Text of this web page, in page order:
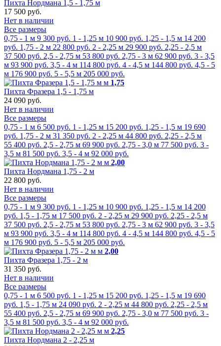
Пихта Нордмана 1,5 - 1,75 м
17 500 руб.
Нет в наличии
Все размеры
0,75 - 1 м 9 300 руб. 1 - 1,25 м 10 900 руб. 1,25 - 1,5 м 14 200
руб. 1,75 - 2 м 22 800 руб. 2 - 2,25 м 29 900 руб. 2,25 - 2,5 м
37 500 руб. 2,5 - 2,75 м 53 800 руб. 2,75 - 3 м 62 900 руб. 3 - 3,5
м 93 900 руб. 3,5 - 4 м 114 800 руб. 4 - 4,5 м 144 800 руб. 4,5 - 5
м 176 900 руб. 5 - 5,5 м 205 000 руб.
м 1,75
Пихта Фразера 1,5 - 1,75 м
24 090 руб.
Нет в наличии
Все размеры
0,75 - 1 м 6 500 руб. 1 - 1,25 м 15 200 руб. 1,25 - 1,5 м 19 690
руб. 1,75 - 2 м 31 350 руб. 2 - 2,25 м 44 800 руб. 2,25 - 2,5 м
55 400 руб. 2,5 - 2,75 м 69 900 руб. 2,75 - 3,0 м 77 500 руб. 3 -
3,5 м 81 500 руб. 3,5 - 4 м 92 000 руб.
м 2,00
Пихта Нордмана 1,75 - 2 м
22 800 руб.
Нет в наличии
Все размеры
0,75 - 1 м 9 300 руб. 1 - 1,25 м 10 900 руб. 1,25 - 1,5 м 14 200
руб. 1,5 - 1,75 м 17 500 руб. 2 - 2,25 м 29 900 руб. 2,25 - 2,5 м
37 500 руб. 2,5 - 2,75 м 53 800 руб. 2,75 - 3 м 62 900 руб. 3 - 3,5
м 93 900 руб. 3,5 - 4 м 114 800 руб. 4 - 4,5 м 144 800 руб. 4,5 - 5
м 176 900 руб. 5 - 5,5 м 205 000 руб.
м 2,00
Пихта Фразера 1,75 - 2 м
31 350 руб.
Нет в наличии
Все размеры
0,75 - 1 м 6 500 руб. 1 - 1,25 м 15 200 руб. 1,25 - 1,5 м 19 690
руб. 1,5 - 1,75 м 24 090 руб. 2 - 2,25 м 44 800 руб. 2,25 - 2,5 м
55 400 руб. 2,5 - 2,75 м 69 900 руб. 2,75 - 3,0 м 77 500 руб. 3 -
3,5 м 81 500 руб. 3,5 - 4 м 92 000 руб.
м 2,25
Пихта Нордмана 2 - 2,25 м